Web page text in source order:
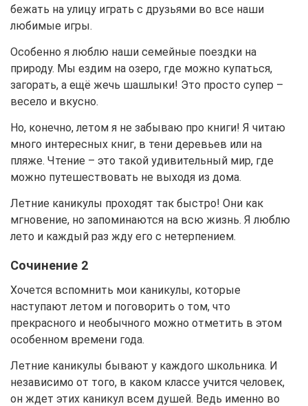
бежать на улицу играть с друзьями во все наши
любимые игры.
Особенно я люблю наши семейные поездки на
природу. Мы ездим на озеро, где можно купаться,
загорать, а ещё жечь шашлыки! Это просто супер –
весело и вкусно.
Но, конечно, летом я не забываю про книги! Я читаю
много интересных книг, в тени деревьев или на
пляже. Чтение – это такой удивительный мир, где
можно путешествовать не выходя из дома.
Летние каникулы проходят так быстро! Они как
мгновение, но запоминаются на всю жизнь. Я люблю
лето и каждый раз жду его с нетерпением.
Сочинение 2
Хочется вспомнить мои каникулы, которые
наступают летом и поговорить о том, что
прекрасного и необычного можно отметить в этом
особенном времени года.
Летние каникулы бывают у каждого школьника. И
независимо от того, в каком классе учится человек,
он ждет этих каникул всем душей. Ведь именно во